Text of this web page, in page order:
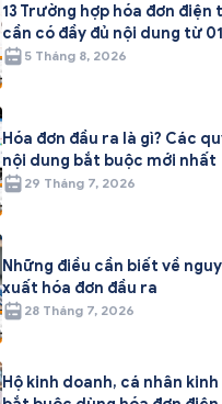
13 Trường hợp hóa đơn điện
cần có đầy đủ nội dung từ
5 Tháng 8, 2026
Hóa đơn đầu ra là gì? Các
nội dung bắt buộc mới nhất
29 Tháng 7, 2026
Những điều cần biết về
xuất hóa đơn đầu ra
28 Tháng 7, 2026
Hộ kinh doanh, cá nhân